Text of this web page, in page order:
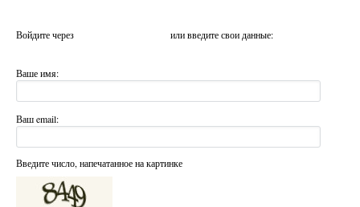
Войдите через или введите свои данные:
Ваше имя:
Ваш email:
Введите число, напечатанное на картинке